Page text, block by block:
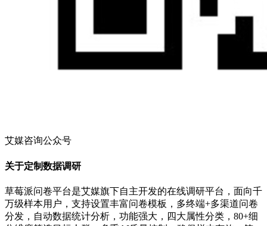
艾媒咨询公众号
关于定制数据调研
草莓派问卷平台是艾媒旗下自主开发的在线调研平台，面向千
万级样本用户，支持设置丰富问卷模板，多终端+多渠道问卷
分发，自动数据统计分析，功能强大，四大属性分类，80+细